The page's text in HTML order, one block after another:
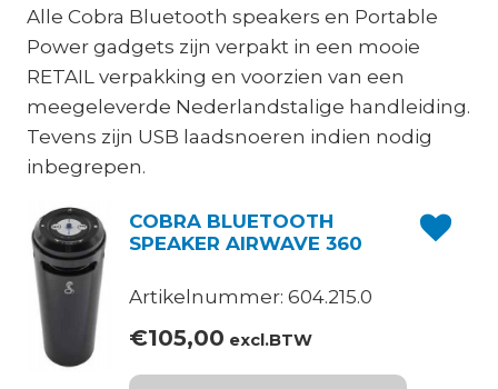
Alle Cobra Bluetooth speakers en Portable
Power gadgets zijn verpakt in een mooie
RETAIL verpakking en voorzien van een
meegeleverde Nederlandstalige handleiding.
Tevens zijn USB laadsnoeren indien nodig
inbegrepen.
COBRA BLUETOOTH
SPEAKER AIRWAVE 360
Artikelnummer: 604.215.0
€105,00 excl.BTW